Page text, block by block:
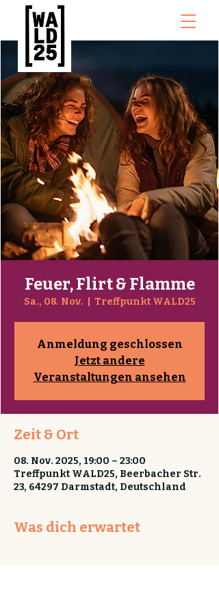
Feuer, Flirt & Flamme
Sa., 08. Nov. Treffpunkt WALD25
Anmeldung geschlossen
Jetzt andere
Veranstaltungen ansehen
Zeit & Ort
08. Nov. 2025, 19:00 – 23:00
Treffpunkt WALD25, Beerbacher Str.
23, 64297 Darmstadt, Deutschland
Was dich erwartet